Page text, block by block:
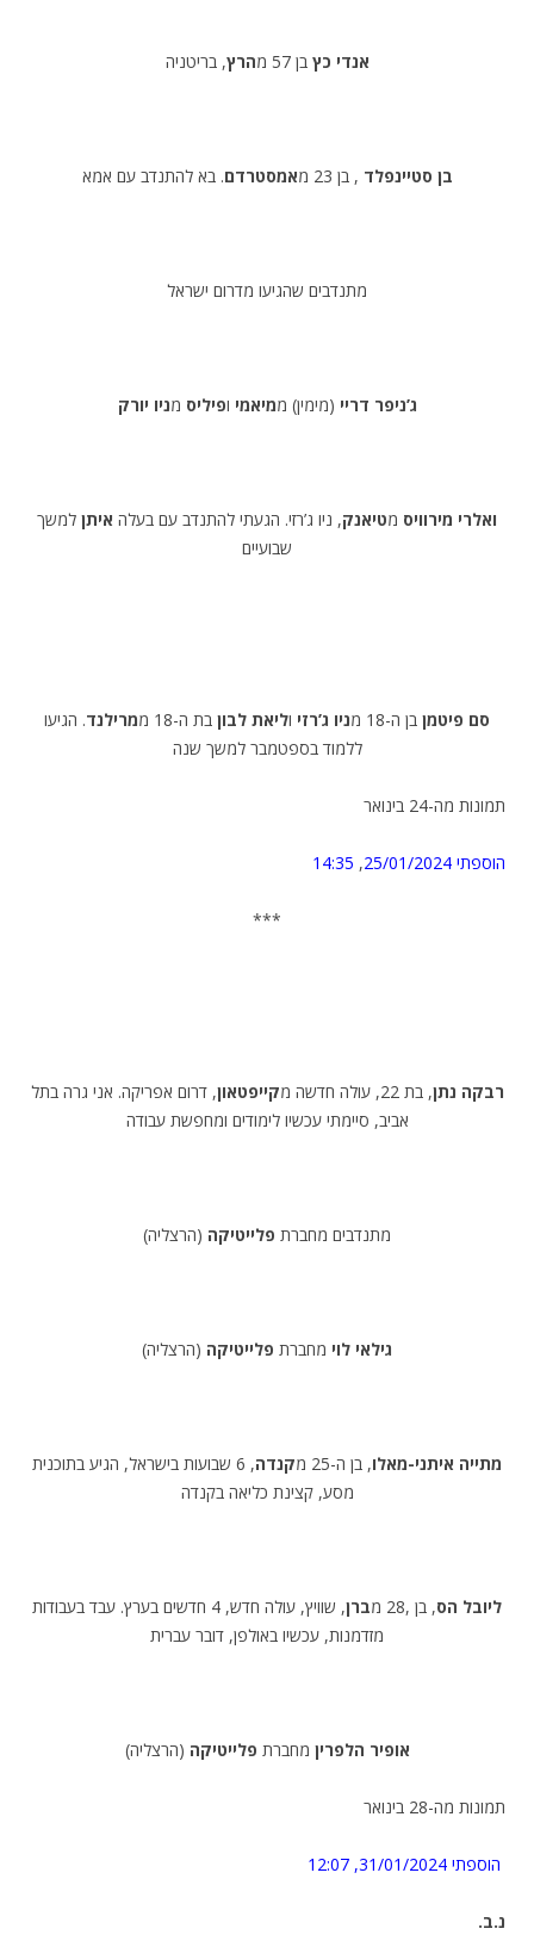
אנדי כץ בן 57 מ הרץ, בריטניה
בן סטיינפלד , בן 23 מ אמסטרדם. בא להתנדב עם אמא
מתנדבים שהגיעו מדרום ישראל
ג’ניפר דריי (מימין) ממיאמי ופיליס מניו יורק
ואלרי מירוויס מטיאנק, ניו ג’רזי. הגעתי להתנדב עם בעלה איתן למשך
שבועיים
סם פיטמן בן ה-18 מ ניו ג’רזי וליאת לבון בת ה-18 מ מרילנד. הגיעו
ללמוד בספטמבר למשך שנה
תמונות מה-24 בינואר
הוספתי 25/01/2024 ,
14:35
***
רבקה נתן, בת 22, עולה חדשה מ קייפטאון, דרום אפריקה. אני גרה בתל
אביב, סיימתי עכשיו לימודים ומחפשת עבודה
מתנדבים מחברת פלייטיקה (הרצליה)
גילאי לוי מחברת פלייטיקה (הרצליה)
מתייה איתני-מאלו, בן ה-25 מ קנדה
, 6 שבועות בישראל, הגיע בתוכנית
מסע, קצינת כליאה בקנדה
ליובל הס, בן ,28 מ ברן
, שוויץ, עולה חדש, 4 חדשים בערץ. עבד בעבודות
מזדמנות, עכשיו באולפן, דובר עברית
אופיר הלפרין מחברת פלייטיקה (הרצליה)
תמונות מה-28 בינואר
.נ.ב